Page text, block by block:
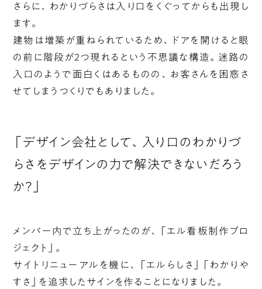
さらに、わかりづらさは入り口をくぐってからも出現し
ます。
建物は増築が重ねられているため、ドアを開けると眼
の前に階段が2つ現れるという不思議な構造。迷路の
入口のようで面白くはあるものの、お客さんを困惑さ
せてしまうつくりでもありました。
「デザイン会社として、入り口のわかりづ
らさをデザインの力で解決できないだろう
か？」
メンバー内で立ち上がったのが、「エル看板制作プロ
ジェクト」。
サイトリニューアルを機に、「エルらしさ」「わかりや
すさ」を追求したサインを作ることになりました。